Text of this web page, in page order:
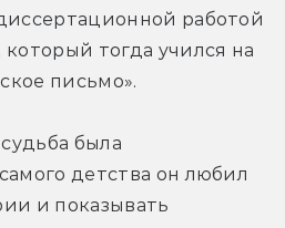
работой
тогда учился на
письмо».
была
детства он любил
и показывать